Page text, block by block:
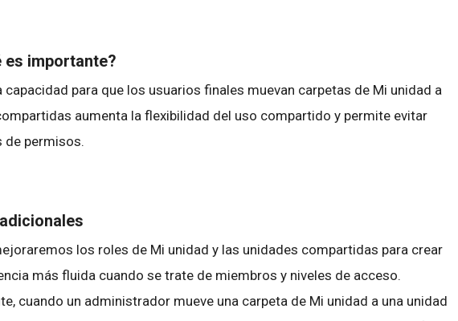
es importante?
capacidad para que los usuarios finales muevan carpetas de Mi unidad a
aumenta la flexibilidad del uso compartido y permite evitar
de permisos.
los roles de Mi unidad y las unidades compartidas para crear
más fluida cuando se trate de miembros y niveles de acceso.
cuando un administrador mueve una carpeta de Mi unidad a una unidad